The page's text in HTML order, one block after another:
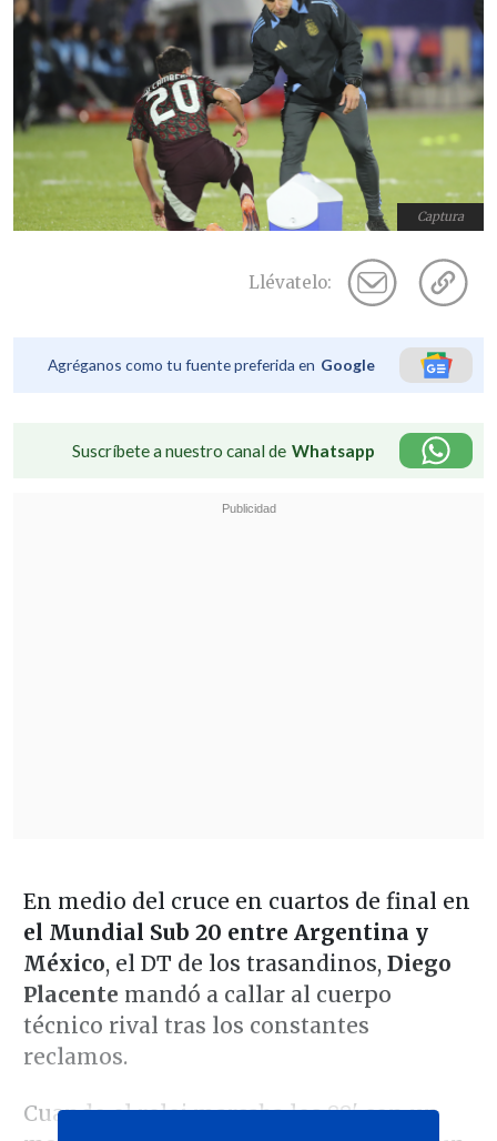
Captura
Llévatelo:
Agréganos como tu fuente preferida en Google
Suscríbete a nuestro canal de Whatsapp
En medio del cruce en cuartos de final en
el Mundial Sub 20 entre Argentina y
México, el DT de los trasandinos, Diego
Placente mandó a callar al cuerpo
técnico rival tras los constantes
reclamos.
Cuando el reloj marcaba los 88' con un